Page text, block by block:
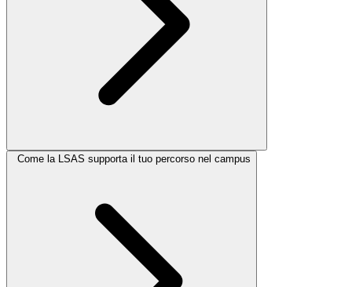
Come la LSAS supporta il tuo percorso nel campus